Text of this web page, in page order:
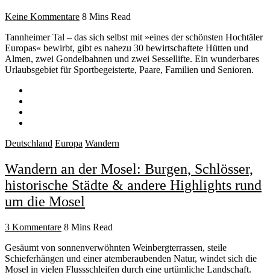
Keine Kommentare 8 Mins Read
Tannheimer Tal – das sich selbst mit »eines der schönsten Hochtäler
Europas« bewirbt, gibt es nahezu 30 bewirtschaftete Hütten und
Almen, zwei Gondelbahnen und zwei Sessellifte. Ein wunderbares
Urlaubsgebiet für Sportbegeisterte, Paare, Familien und Senioren.
Deutschland Europa Wandern
Wandern an der Mosel: Burgen, Schlösser,
historische Städte & andere Highlights rund
um die Mosel
3 Kommentare 8 Mins Read
Gesäumt von sonnenverwöhnten Weinbergterrassen, steile
Schieferhängen und einer atemberaubenden Natur, windet sich die
Mosel in vielen Flussschleifen durch eine urtümliche Landschaft.